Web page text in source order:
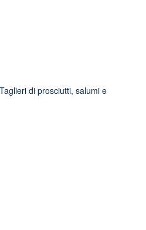
di prosciutti, salumi e